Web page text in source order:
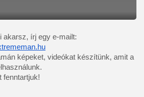
képeket, videókat készítünk, amit a
fenntartjuk!